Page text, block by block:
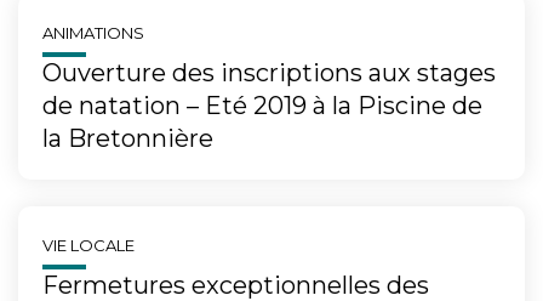
ANIMATIONS
Ouverture des inscriptions aux stages
de natation – Eté 2019 à la Piscine de
la Bretonnière
VIE LOCALE
Fermetures exceptionnelles des